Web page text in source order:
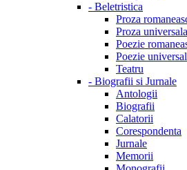
- Beletristica
Proza
Proza universala
Poezie
Poezie
Teatru
- Biografii si Jurnale
Antologii
Biografii
Calatorii
Corespondenta
Jurnale
Memorii